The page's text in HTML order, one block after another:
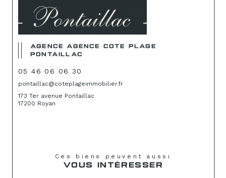
AGENCE AGENCE COTE PLAGE
PONTAILLAC
05 46 06 06 30
pontaillac@coteplageimmobilier.fr
173 Ter avenue Pontaillac
17200 Royan
Ces biens peuvent aussi
VOUS INTÉRESSER